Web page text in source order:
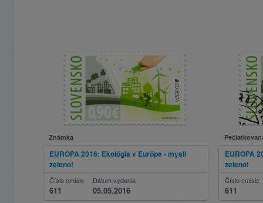
Známka
EUROPA 2016: Ekológia v Európe - mysli
zeleno!
Číslo emisie
611
Dátum vydania
05.05.2016
EUROPA
zeleno!
Číslo emisie
611